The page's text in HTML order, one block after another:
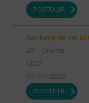
POSTULER
Auxiliaire de vie
26 - Drôme
CDD
07/07/2026
POSTULER